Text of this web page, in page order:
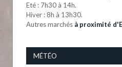
Eté : 7h30 à 14h.
Hiver : 8h à 13h30.
Autres marchés à proximité
MÉTÉO